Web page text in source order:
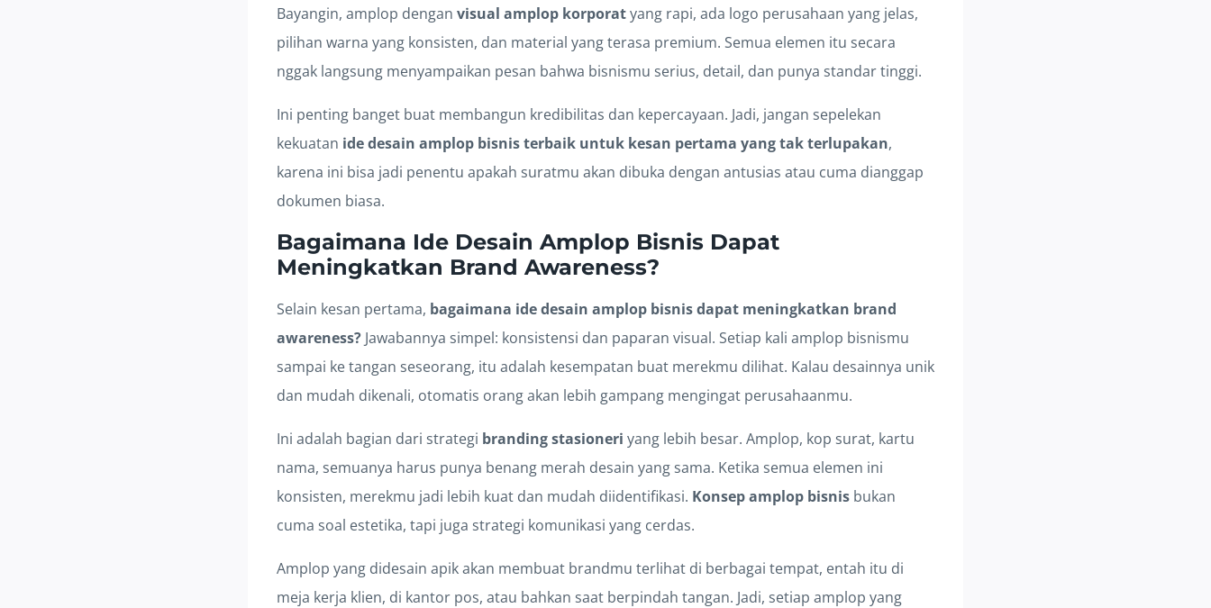
Bayangin, amplop dengan visual amplop korporatyang rapi, ada logo perusahaan yang jelas,
pilihan warna yang konsisten, dan material yang terasa premium. Semua elemen itu secara
nggak langsung menyampaikan pesan bahwa bisnismu serius, detail, dan punya standar tinggi.
Ini penting banget buat membangun kredibilitas dan kepercayaan. Jadi, jangan sepelekan
kekuatan ide desain amplop bisnis terbaik untuk kesan pertama yang tak terlupakan,
karena ini bisa jadi penentu apakah suratmu akan dibuka dengan antusias atau cuma dianggap
dokumen biasa.
Bagaimana Ide Desain Amplop Bisnis Dapat
Meningkatkan Brand Awareness?
Selain kesan pertama, bagaimana ide desain amplop bisnis dapat meningkatkan brand
awareness? Jawabannya simpel: konsistensi dan paparan visual. Setiap kali amplop bisnismu
sampai ke tangan seseorang, itu adalah kesempatan buat merekmu dilihat. Kalau desainnya unik
dan mudah dikenali, otomatis orang akan lebih gampang mengingat perusahaanmu.
Ini adalah bagian dari strategi branding stasioneri yang lebih besar. Amplop, kop surat, kartu
nama, semuanya harus punya benang merah desain yang sama. Ketika semua elemen ini
konsisten, merekmu jadi lebih kuat dan mudah diidentifikasi. Konsep amplop bisnis bukan
cuma soal estetika, tapi juga strategi komunikasi yang cerdas.
Amplop yang didesain apik akan membuat brandmu terlihat di berbagai tempat, entah itu di
meja kerja klien, di kantor pos, atau bahkan saat berpindah tangan. Jadi, setiap amplop yang